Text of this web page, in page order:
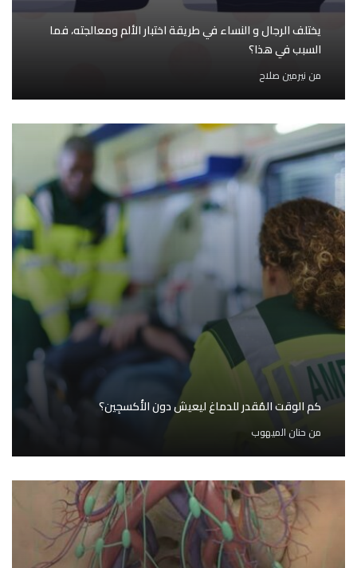
يختلف الرجال و النساء في طريقة اختبار الألم ومعالجته، فما
السبب في هذا؟
من نيرمين صلاح
كم الوقت المُقدر للدماغ ليعيش دون الأُكسجِين؟
من حنان الميهوب